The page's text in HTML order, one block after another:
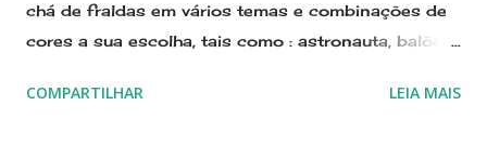
chá de fraldas em vários temas e combinações de
cores a sua escolha, tais como : astronauta, balões,
príncipe, urso, marinheiro, urso marinheiro, urso
COMPARTILHAR LEIA MAIS